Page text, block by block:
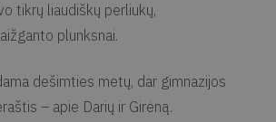
tikrų liaudiškų perliukų,
plunksnai.
dešimties metų, dar gimnazijos
– apie Darių ir Girėną.